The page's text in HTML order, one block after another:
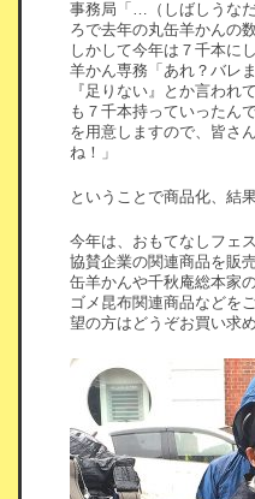
事務局「…（しばしうな
ろで去年の丸缶羊かんの
しかして今年は７千本に
羊かん専務「あれ？バレ
『足りない』とか言われ
も７千本持っていったん
を用意しますので、皆さ
ね！」
ということで商品化、結
今年は、おもてなしフェ
協賛企業の関連商品を販
缶羊かんや千秋庵総本家
ゴメ昆布関連商品などを
望の方はどうぞお買い求